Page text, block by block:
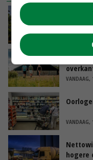
VANDAAG,
VANDAAG,
VANDAAG,
hogere